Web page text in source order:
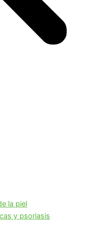
la piel
y psoriasis